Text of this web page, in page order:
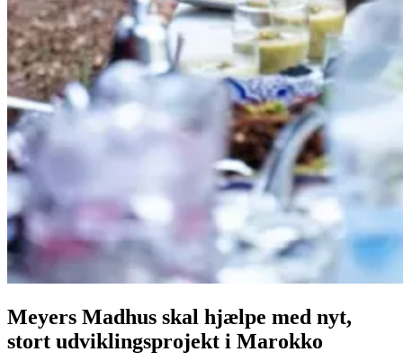
Meyers Madhus skal hjælpe med nyt,
stort udviklingsprojekt i Marokko